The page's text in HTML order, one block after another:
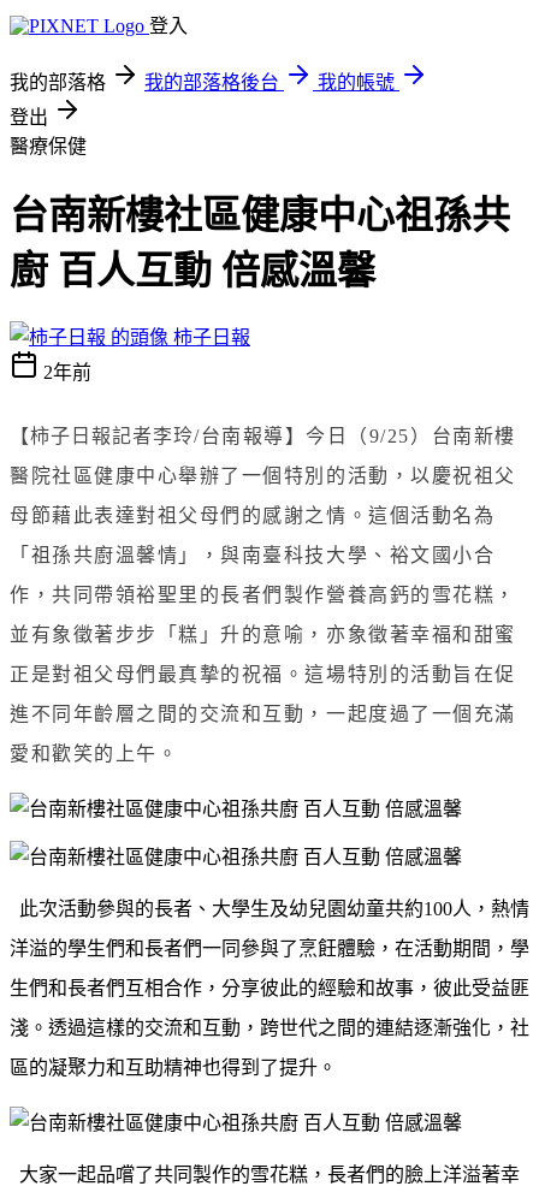
登入
我的部落格 我的部落格後台
我的帳號
登出
醫療保健
台南新樓社區健康中心祖孫共
廚 百人互動 倍感溫馨
柿子日報
2年前
【柿子日報記者李玲/台南報導】今日（9/25）台南新樓
醫院社區健康中心舉辦了一個特別的活動，以慶祝祖父
母節藉此表達對祖父母們的感謝之情。這個活動名為
「祖孫共廚溫馨情」，與南臺科技大學、裕文國小合
作，共同帶領裕聖里的長者們製作營養高鈣的雪花糕，
並有象徵著步步「糕」升的意喻，亦象徵著幸福和甜蜜
正是對祖父母們最真摯的祝福。這場特別的活動旨在促
進不同年齡層之間的交流和互動，一起度過了一個充滿
愛和歡笑的上午。
此次活動參與的長者、大學生及幼兒園幼童共約100人，熱情
洋溢的學生們和長者們一同參與了烹飪體驗，在活動期間，學
生們和長者們互相合作，分享彼此的經驗和故事，彼此受益匪
淺。透過這樣的交流和互動，跨世代之間的連結逐漸強化，社
區的凝聚力和互助精神也得到了提升。
大家一起品嚐了共同製作的雪花糕，長者們的臉上洋溢著幸